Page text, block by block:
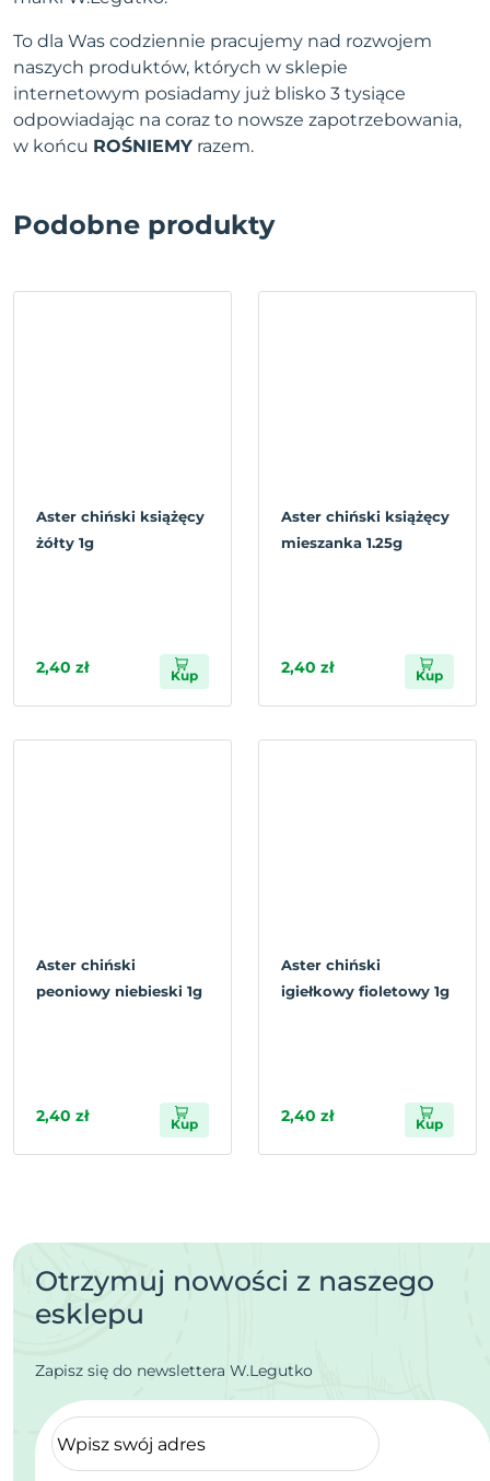
To dla Was codziennie pracujemy nad rozwojem
naszych produktów, których w sklepie
internetowym posiadamy już blisko 3 tysiące
odpowiadając na coraz to nowsze zapotrzebowania,
w końcu ROŚNIEMY razem.
Podobne produkty
Aster chiński książęcy
żółty 1g
2,40 zł Kup
Aster chiński książęcy
mieszanka 1.25g
2,40 zł Kup
Aster chiński
peoniowy niebieski 1g
2,40 zł Kup
Aster chiński
igiełkowy fioletowy 1g
2,40 zł Kup
Otrzymuj nowości z naszego
esklepu
Zapisz się do newslettera W.Legutko